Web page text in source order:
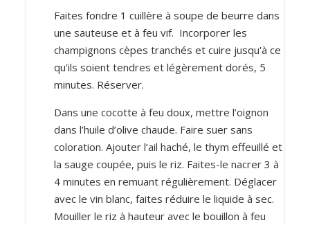
Faites fondre 1 cuillère à soupe de beurre dans
une sauteuse et à feu vif. Incorporer les
champignons cèpes tranchés et cuire jusqu'à ce
qu'ils soient tendres et légèrement dorés, 5
minutes. Réserver.
Dans une cocotte à feu doux, mettre l’oignon
dans l’huile d’olive chaude. Faire suer sans
coloration. Ajouter l’ail haché, le thym effeuillé et
la sauge coupée, puis le riz. Faites-le nacrer 3 à
4 minutes en remuant régulièrement. Déglacer
avec le vin blanc, faites réduire le liquide à sec.
Mouiller le riz à hauteur avec le bouillon à feu